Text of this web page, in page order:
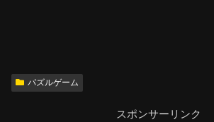
パズルゲーム
スポンサーリンク